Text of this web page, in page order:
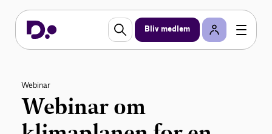
Bliv medlem
Webinar
Webinar om